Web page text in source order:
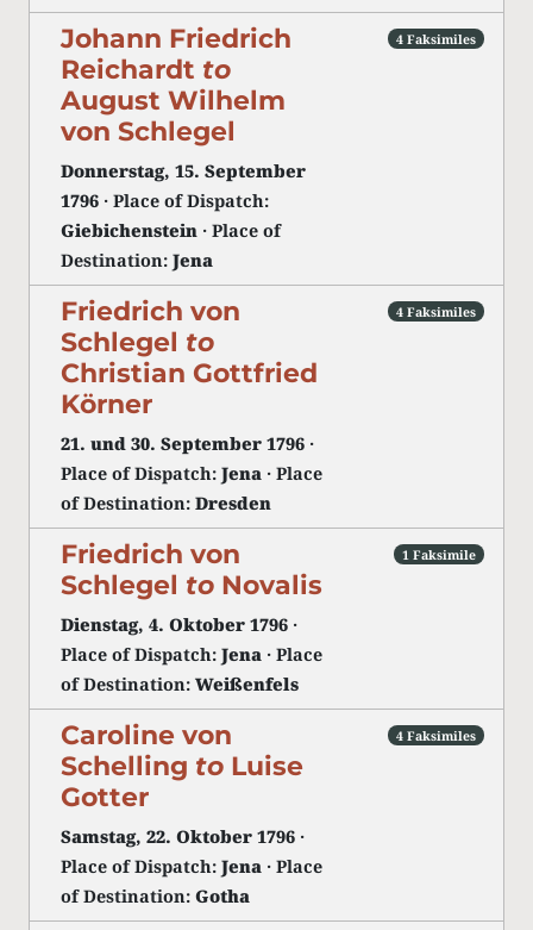
Johann Friedrich
Reichardt to
August Wilhelm
von Schlegel
Donnerstag, 15. September
1796 · Place of Dispatch:
Giebichenstein · Place of
Destination: Jena
4 Faksimiles
Friedrich von
Schlegel to
Christian Gottfried
Körner
21. und 30. September 1796 ·
Place of Dispatch: Jena · Place
of Destination: Dresden
4 Faksimiles
Friedrich von
Schlegel to Novalis
Dienstag, 4. Oktober 1796 ·
Place of Dispatch: Jena · Place
of Destination: Weißenfels
1 Faksimile
Caroline von
Schelling to Luise
Gotter
Samstag, 22. Oktober 1796 ·
Place of Dispatch: Jena · Place
of Destination: Gotha
4 Faksimiles